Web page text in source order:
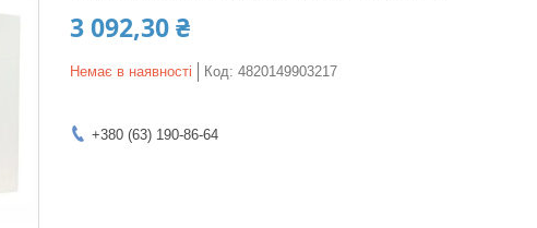
3 092,30 ₴
Немає в наявності Код: 4820149903217
+380 (63) 190-86-64